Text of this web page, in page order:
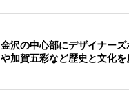
金沢の中心部にデザイナーズ
や加賀五彩など歴史と文化を